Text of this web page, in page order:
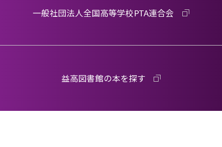
一般社団法人全国高等学校PTA連合会
益高図書館の本を探す